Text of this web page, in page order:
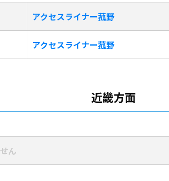
アクセスライナー菰野
アクセスライナー菰野
近畿方面
ん